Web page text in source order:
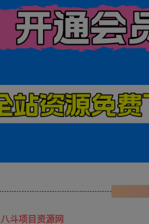
八斗项目资源网